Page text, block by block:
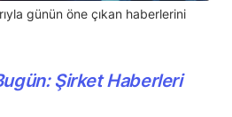
günün öne çıkan haberlerini
Şirket Haberleri